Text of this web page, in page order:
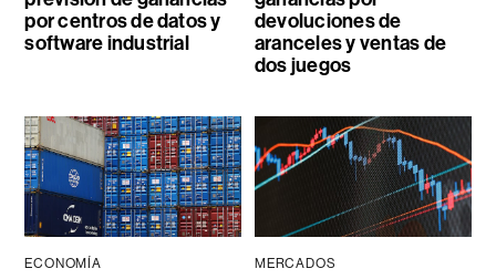
por centros de datos y
software industrial
devoluciones de
aranceles y ventas de
dos juegos
ECONOMÍA MERCADOS